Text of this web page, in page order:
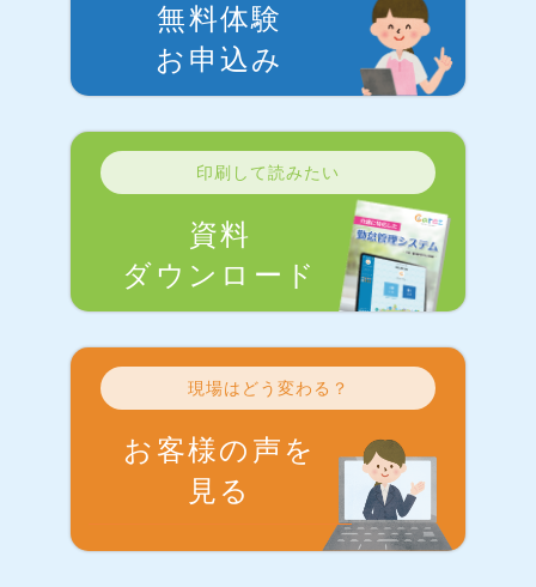
無料体験
お申込み
印刷して読みたい
資料
ダウンロード
現場はどう変わる？
お客様の声を
見る